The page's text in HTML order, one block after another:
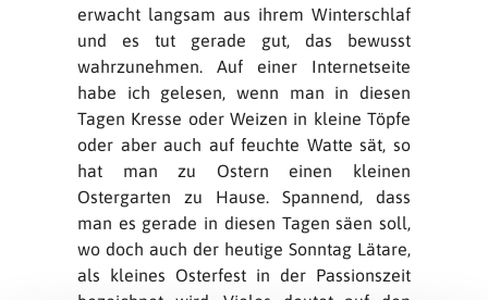
erwacht langsam aus ihrem Winterschlaf
und es tut gerade gut, das bewusst
wahrzunehmen. Auf einer Internetseite
habe ich gelesen, wenn man in diesen
Tagen Kresse oder Weizen in kleine Töpfe
oder aber auch auf feuchte Watte sät, so
hat man zu Ostern einen kleinen
Ostergarten zu Hause. Spannend, dass
man es gerade in diesen Tagen säen soll,
wo doch auch der heutige Sonntag Lätare,
als kleines Osterfest in der Passionszeit